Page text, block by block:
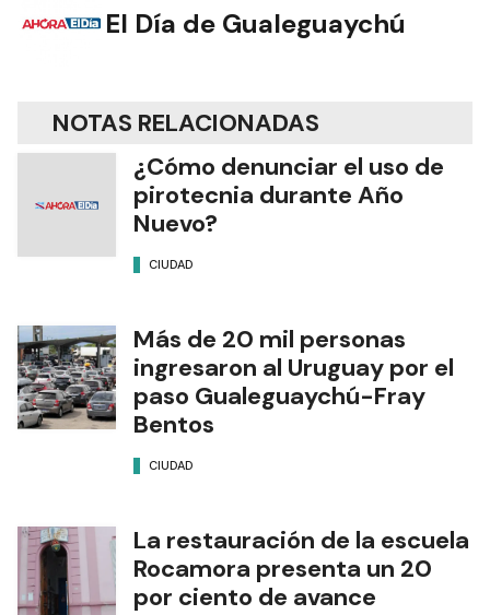
El Día de Gualeguaychú
NOTAS RELACIONADAS
¿Cómo denunciar el uso de
pirotecnia durante Año
Nuevo?
CIUDAD
Más de 20 mil personas
ingresaron al Uruguay por el
paso Gualeguaychú-Fray
Bentos
CIUDAD
La restauración de la escuela
Rocamora presenta un 20
por ciento de avance